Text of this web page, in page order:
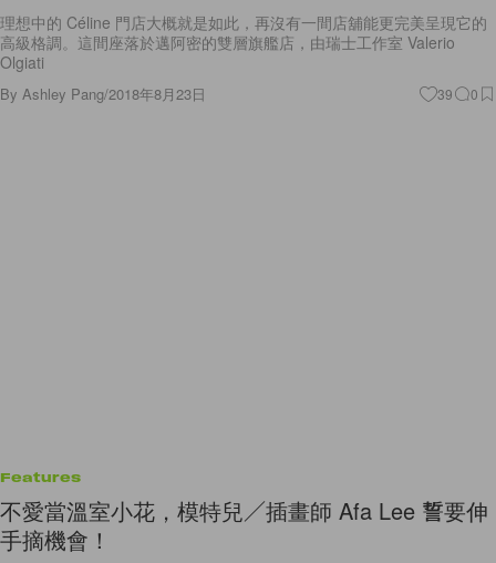
理想中的 Céline 門店大概就是如此，再沒有一間店舖能更完美呈現它的
高級格調。這間座落於邁阿密的雙層旗艦店，由瑞士工作室 Valerio
Olgiati
By Ashley Pang/2018年8月23日 39 0
Features
不愛當溫室小花，模特兒／插畫師 Afa Lee 誓要伸
手摘機會！